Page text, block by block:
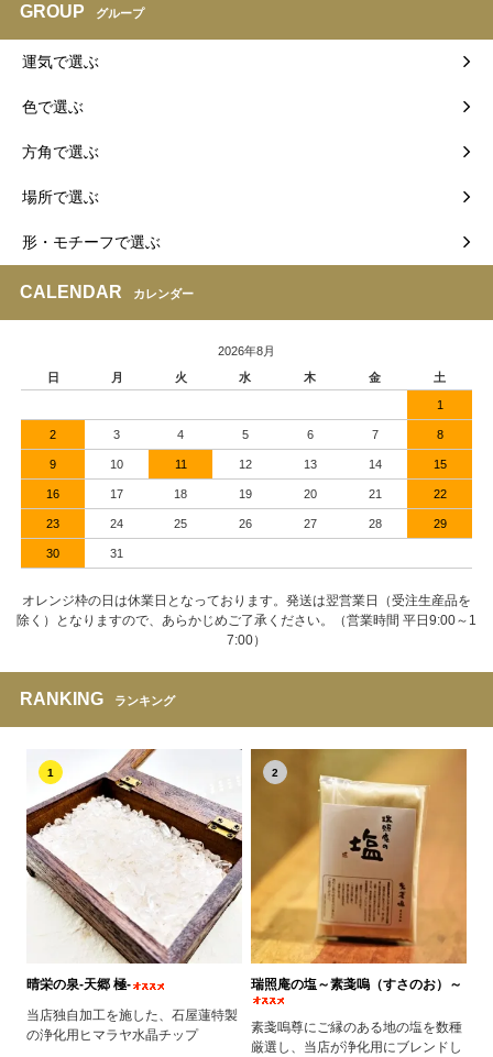
GROUP グループ
運気で選ぶ
色で選ぶ
方角で選ぶ
場所で選ぶ
形・モチーフで選ぶ
CALENDAR カレンダー
2026年8月
日
月 火 水 木 金 土
1
2 3 4 5 6 7 8
9 10 11 12 13 14 15
16 17 18 19 20 21 22
23 24 25 26 27 28 29
30 31
オレンジ枠の日は休業日となっております。発送は翌営業日（受注生産品を
除く）となりますので、あらかじめご了承ください。（営業時間 平日9:00～1
7:00）
RANKING ランキング
1
晴栄の泉‐天郷 極‐
当店独自加工を施した、石屋蓮特製
の浄化用ヒマラヤ水晶チップ
2
瑞照庵の塩～素戔嗚（すさのお）～
素戔嗚尊にご縁のある地の塩を数種
厳選し、当店が浄化用にブレンドし